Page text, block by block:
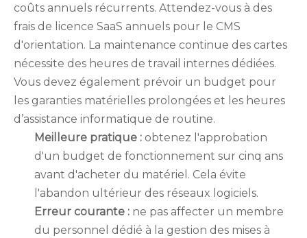
coûts annuels récurrents. Attendez-vous à des
frais de licence SaaS annuels pour le CMS
d'orientation. La maintenance continue des cartes
nécessite des heures de travail internes dédiées.
Vous devez également prévoir un budget pour
les garanties matérielles prolongées et les heures
d’assistance informatique de routine.
Meilleure pratique : obtenez l'approbation
d'un budget de fonctionnement sur cinq ans
avant d'acheter du matériel. Cela évite
l'abandon ultérieur des réseaux logiciels.
Erreur courante : ne pas affecter un membre
du personnel dédié à la gestion des mises à